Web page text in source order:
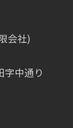
会社)
字中通り